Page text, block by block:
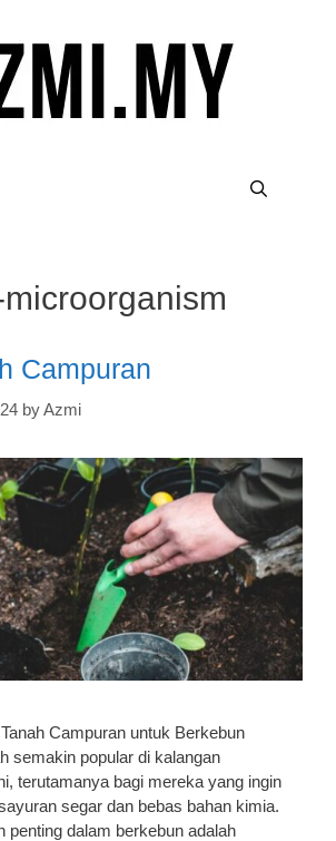
Campuran
byAzmi
Campuran untuk Berkebun
semakin popular di kalangan
terutamanya bagi mereka yang ingin
segar dan bebas bahan kimia.
penting dalam berkebun adalah